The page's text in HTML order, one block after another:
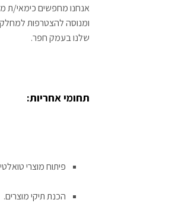
אנחנו מחפשים כימאי/ת
ומנוסה להצטרפות
שלנו בעמק חפר.
תחומי אחריות:
פיתוח מוצרי
הכנת תיקי מוצרים.